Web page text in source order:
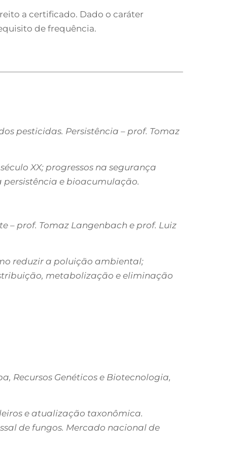
a certificado. Dado o caráter
de frequência.
pesticidas. Persistência – prof. Tomaz
XX; progressos na segurança
e bioacumulação.
– prof. Tomaz Langenbach e prof. Luiz
reduzir a poluição ambiental;
metabolização e eliminação
Recursos Genéticos e Biotecnologia,
e atualização taxonômica.
de fungos. Mercado nacional de